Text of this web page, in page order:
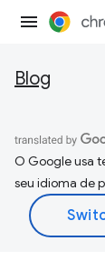
Blog
O Google usa
seu idioma de